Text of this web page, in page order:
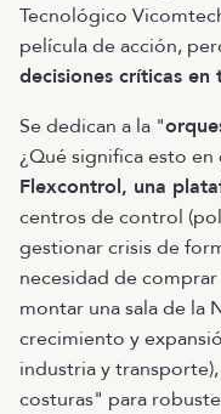
Tecnológico
película de acción,
decisiones críticas en
Se dedican a la "
¿Qué significa esto
Flexcontrol, una
centros de control
gestionar crisis de
necesidad de
montar una sala de la
crecimiento y
industria y
costuras" para